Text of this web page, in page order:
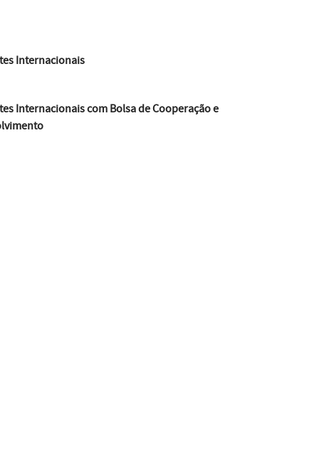
Internacionais
Internacionais com Bolsa de Cooperação e